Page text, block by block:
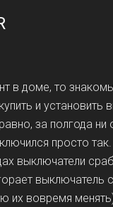
в доме, то
и установить
за полгода ни
просто
выключатели
выключатель
их вовремя